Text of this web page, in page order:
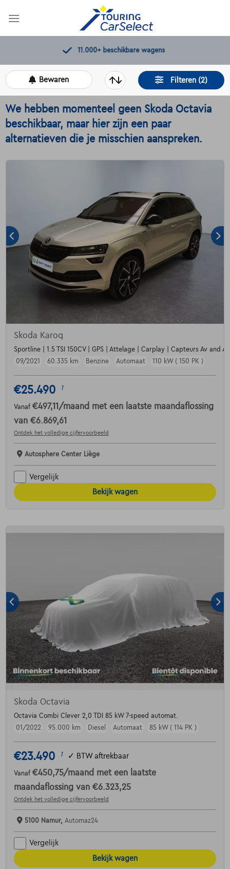
11.000+beschikbare wagens
Filteren (2)
Bewaren
We hebben momenteel geen Skoda Octavia
beschikbaar, maar hier zijn een paar
alternatieven die je misschien aanspreken.
Skoda Karoq
Sportline | 1.5 TSI 150CV | GPS | Attelage | Carplay | Capteurs Av and
09/2021
60.335 km Benzine Automaat 110 kW ( 150 PK )
€25.490 1
Vanaf €497,11 /maand met een laatste maandaflossing
van €6.869,61
Ontdek het volledige cijfervoorbeeld
Autosphere Center Liège
Vergelijk
Bekijk wagen
Skoda Octavia
Octavia Combi Clever 2,0 TDI 85 kW 7-speed automat.
01/2022
95.000 km Diesel Automaat 85 kW ( 114 PK )
€23.490 1 ✓ BTW aftrekbaar
Vanaf €450,75/maand met een laatste
maandaflossing van €6.323,25
Ontdek het volledige cijfervoorbeeld
5100 Namur, Automaz24
Vergelijk
Bekijk wagen